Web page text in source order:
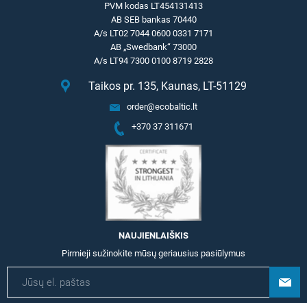
PVM kodas LT454131413
AB SEB bankas 70440
A/s LT02 7044 0600 0331 7171
AB „Swedbank“ 73000
A/s LT94 7300 0100 8719 2828
Taikos pr. 135, Kaunas, LT-51129
order@ecobaltic.lt
+370 37 311671
NAUJIENLAIŠKIS
Pirmieji sužinokite mūsų geriausius pasiūlymus